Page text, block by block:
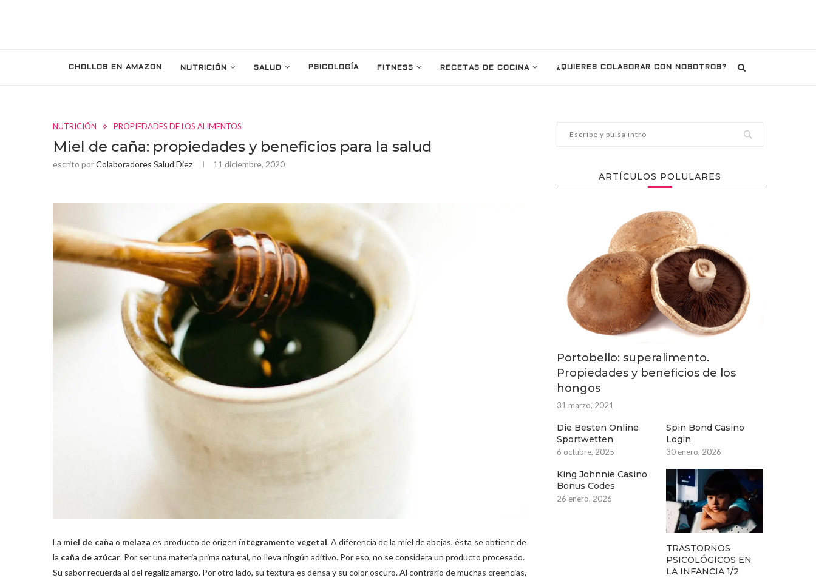
CHOLLOS EN AMAZON NUTRICIÓN SALUD PSICOLOGÍA FITNESS RECETAS DE COCINA ¿QUIERES COLABORAR CON NOSOTROS?
NUTRICIÓN PROPIEDADES DE LOS ALIMENTOS
Miel de caña: propiedades y beneficios para la salud
escrito porColaboradores Salud Diez 11 diciembre, 2020
La miel de caña o melaza es producto de origen íntegramente vegetal. A diferencia de la miel de abejas, ésta se obtiene de
la caña de azúcar. Por ser una materia prima natural, no lleva ningún aditivo. Por eso, no se considera un producto procesado.
Su sabor recuerda al del regaliz amargo. Por otro lado, su textura es densa y su color oscuro. Al contrario de muchas creencias,
ARTÍCULOS POLULARES
Portobello: superalimento.
Propiedades y beneficios de los
hongos
31 marzo, 2021
Die Besten Online
Sportwetten
6 octubre, 2025
Spin Bond Casino
Login
30 enero, 2026
King Johnnie Casino
Bonus Codes
26 enero, 2026
TRASTORNOS
PSICOLÓGICOS EN
LA INFANCIA 1/2